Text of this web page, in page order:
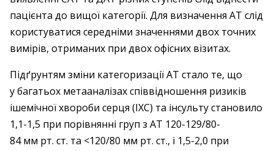
пацієнта до вищої категорії. Для визначення АТ слід
користуватися середніми значеннями двох точних
вимірів, отриманих при двох офісних візитах.
Підґрунтям зміни категоризації АТ стало те, що
у багатьох метааналізах співвідношення ризиків
ішемічної хвороби серця (ІХС) та інсульту становило
1,1-1,5 при порівнянні груп з АТ 120-129/80-
84 мм рт. ст. та <120/80 мм рт. ст., і 1,5-2,0 при